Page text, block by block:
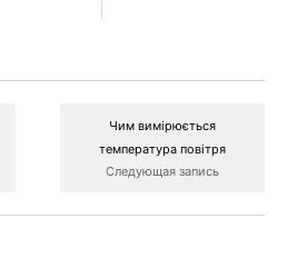
Чим вимірюється
температура повітря
Следующая запись